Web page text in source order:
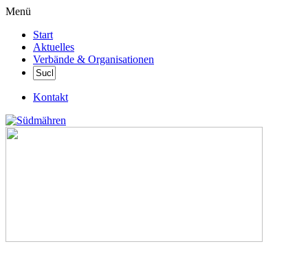
Menü
Start
Aktuelles
Verbände & Organisationen
Kontakt